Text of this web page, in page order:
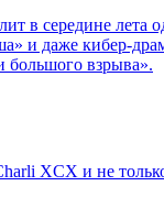
в середине
и даже кибер-
большого взрыва».
XCX и не